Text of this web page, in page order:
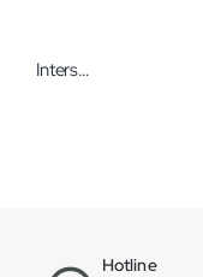
Intersurgical IS-Can Absorber Loflosorb 1 kg Atemkalk
Hotline